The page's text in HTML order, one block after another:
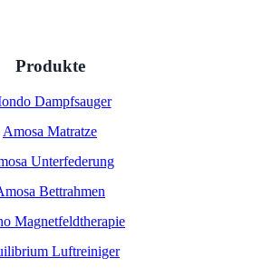
Produkte
Dampfsauger
Amosa Matratze
Unterfederung
Bettrahmen
Magnetfeldtherapie
Luftreiniger